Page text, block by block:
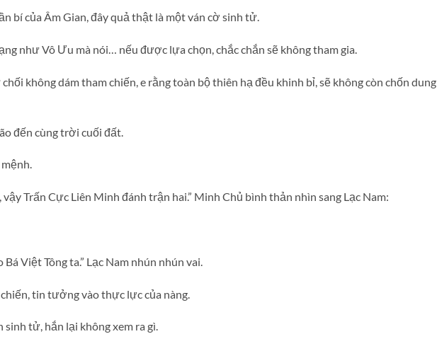
bí của Âm Gian, đây quả thật là một ván cờ sinh tử.
như Vô Ưu mà nói… nếu được lựa chọn, chắc chắn sẽ không tham gia.
không dám tham chiến, e rằng toàn bộ thiên hạ đều khinh bỉ, sẽ không còn chốn dung
đến cùng trời cuối đất.
Trấn Cực Liên Minh đánh trận hai.” Minh Chủ bình thản nhìn sang Lạc Nam:
Việt Tông ta.” Lạc Nam nhún nhún vai.
tin tưởng vào thực lực của nàng.
tử, hắn lại không xem ra gì.